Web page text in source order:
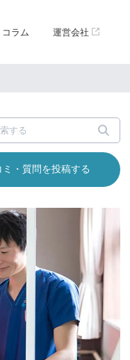
コラム 運営会社
ミ・質問を投稿する